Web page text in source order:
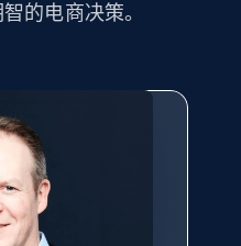
using
name, Seller rating,
Root category, and
的电商决策。